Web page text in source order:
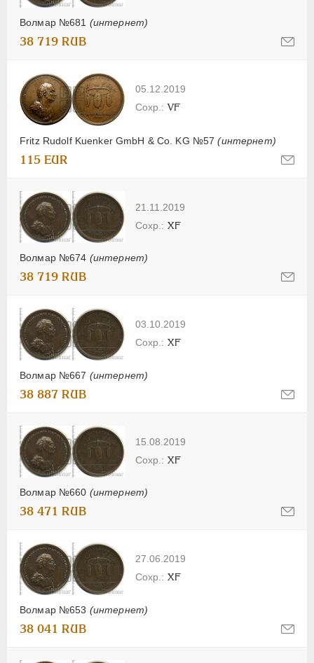
Волмар №681 (интернет)
38 719 RUB
05.12.2019
Fritz Rudolf Kuenker GmbH & Co. KG №57(интернет)
VF
115 EUR
21.11.2019
Волмар №674 (интернет)
XF
38 719 RUB
03.10.2019
Волмар №667 (интернет)
XF
38 887 RUB
15.08.2019
Волмар №660 (интернет)
XF
38 471 RUB
27.06.2019
Волмар №653 (интернет)
XF
38 041 RUB